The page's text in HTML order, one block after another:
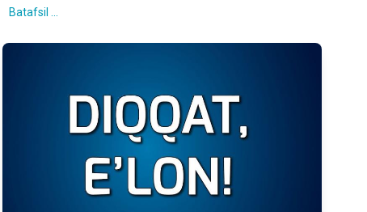
Batafsil ...